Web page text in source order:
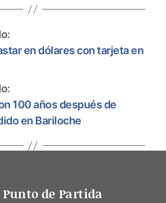
en dólares con tarjeta en
100 años después de
en Bariloche
Punto de Partida